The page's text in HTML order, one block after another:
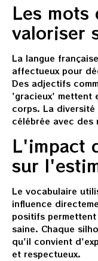
Les mots
valoriser
La langue
affectueux pour
Des adjectifs
'gracieux' mettent
corps. La
célébrée avec des
L'impact
sur
Le vocabulaire
influence
positifs
saine. Chaque
qu'il convient
et respectueux.